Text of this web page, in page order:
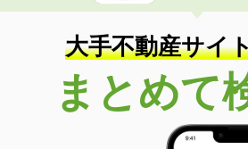
大手不動産サイ
まとめて